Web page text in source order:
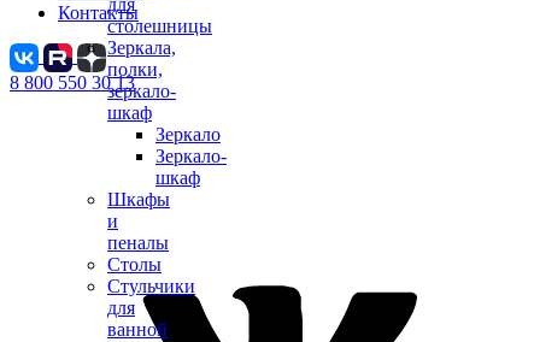
для
столешницы
Зеркала,
полки,
зеркало-
шкаф
Зеркало
Зеркало-
шкаф
Шкафы
и
пеналы
Столы
Стульчики
для
ванной
Контакты
8 800 550 30 13